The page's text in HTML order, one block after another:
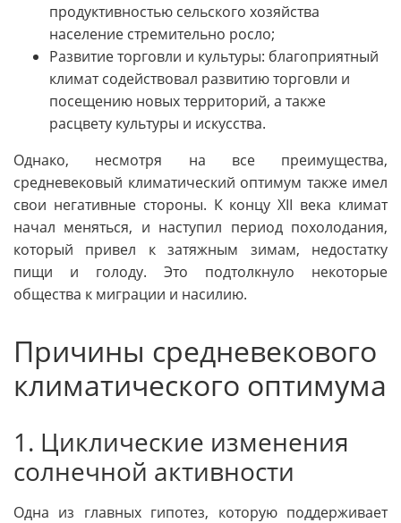
продуктивностью сельского хозяйства
население стремительно росло;
Развитие торговли и культуры: благоприятный
климат содействовал развитию торговли и
посещению новых территорий, а также
расцвету культуры и искусства.
Однако, несмотря на все преимущества,
средневековый климатический оптимум также имел
свои негативные стороны. К концу XII века климат
начал меняться, и наступил период похолодания,
который привел к затяжным зимам, недостатку
пищи и голоду. Это подтолкнуло некоторые
общества к миграции и насилию.
Причины средневекового
климатического оптимума
1. Циклические изменения
солнечной активности
Одна из главных гипотез, которую поддерживает